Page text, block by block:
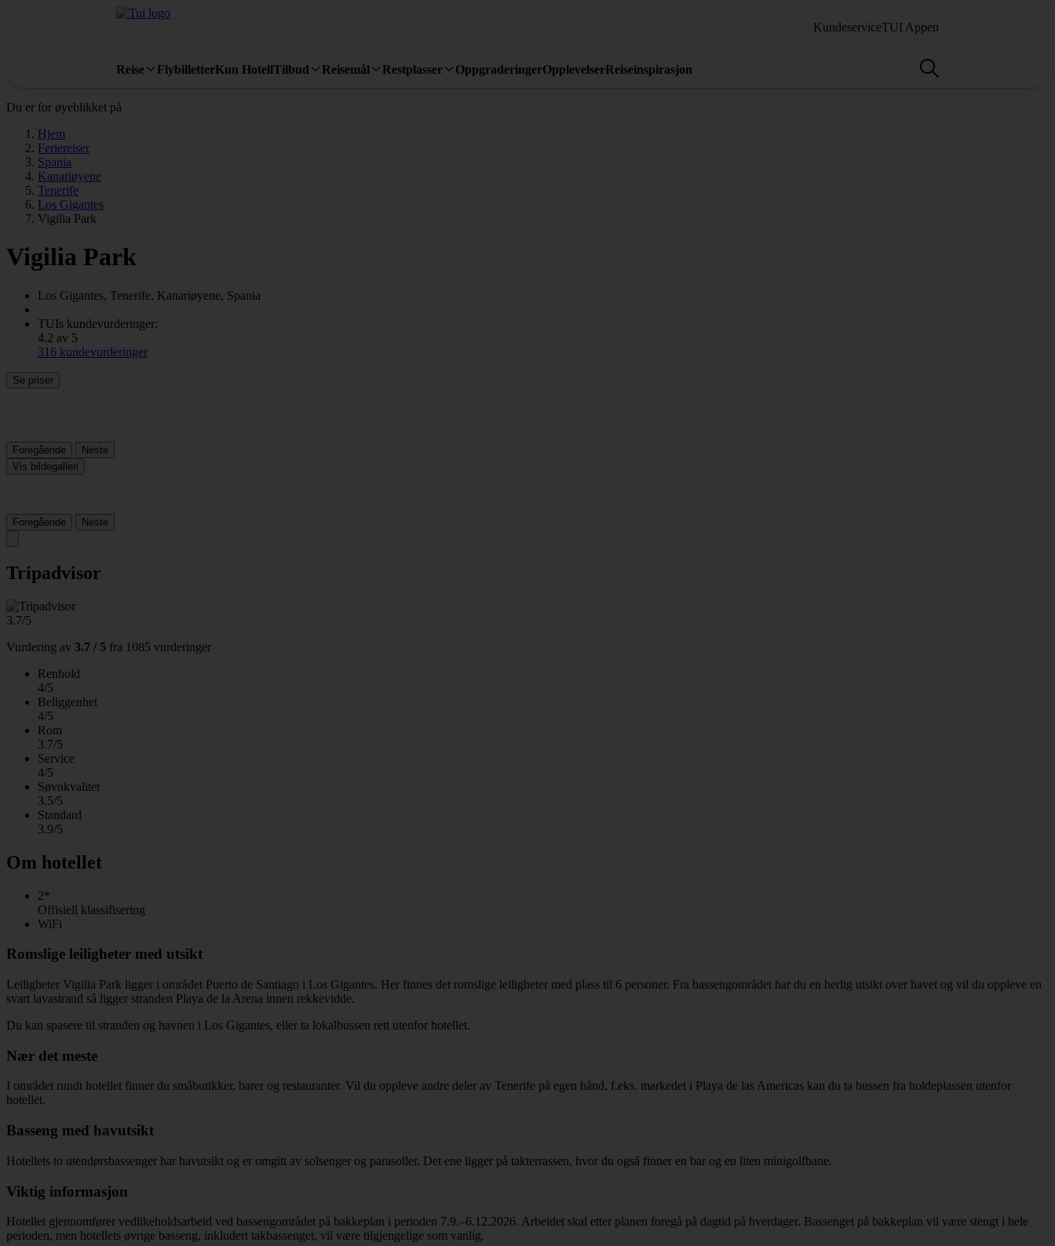
KundeserviceTUI Appen
Reise FlybilletterKun HotellTilbud Reisemål Restplasser OppgraderingerOpplevelserReiseinspirasjon
Du er for øyeblikket på
Hjem
Feriereiser
Spania
Kanariøyene
Tenerife
Los Gigantes
Vigilia Park
Vigilia Park
Los Gigantes, Tenerife, Kanariøyene, Spania
TUIs kundevurderinger:
4.2 av 5
316 kundevurderinger
Se priser
Foregående
Neste
Vis bildegalleri
Foregående Neste
Tripadvisor
3.7/5
Vurdering av 3.7 / 5 fra 1085 vurderinger
Renhold
4/5
Beliggenhet
4/5
Rom
3.7/5
Service
4/5
Søvnkvalitet
3.5/5
Standard
3.9/5
Om hotellet
2*
Offisiell klassifisering
WiFi
Romslige leiligheter med utsikt
Leiligheter Vigilia Park ligger i området Puerto de Santiago i Los Gigantes. Her finnes det romslige leiligheter med plass til 6 personer. Fra bassengområdet har du en herlig utsikt over havet og vil du oppleve en
svart lavastrand så ligger stranden Playa de la Arena innen rekkevidde.
Du kan spasere til stranden og havnen i Los Gigantes, eller ta lokalbussen rett utenfor hotellet.
Nær det meste
I området rundt hotellet finner du småbutikker, barer og restauranter. Vil du oppleve andre deler av Tenerife på egen hånd, f.eks. markedet i Playa de las Americas kan du ta bussen fra holdeplassen utenfor
hotellet.
Basseng med havutsikt
Hotellets to utendørsbassenger har havutsikt og er omgitt av solsenger og parasoller. Det ene ligger på takterrassen, hvor du også finner en bar og en liten minigolfbane.
Viktig informasjon
Hotellet gjennomfører vedlikeholdsarbeid ved bassengområdet på bakkeplan i perioden 7.9.–6.12.2026. Arbeidet skal etter planen foregå på dagtid på hverdager. Bassenget på bakkeplan vil være stengt i hele
perioden, men hotellets øvrige basseng, inkludert takbassenget, vil være tilgjengelige som vanlig.